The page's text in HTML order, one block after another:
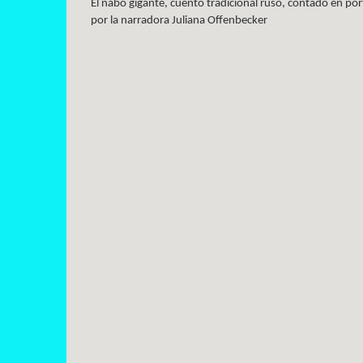
El nabo gigante, cuento tradicional ruso, contado en
por la narradora Juliana Offenbecker